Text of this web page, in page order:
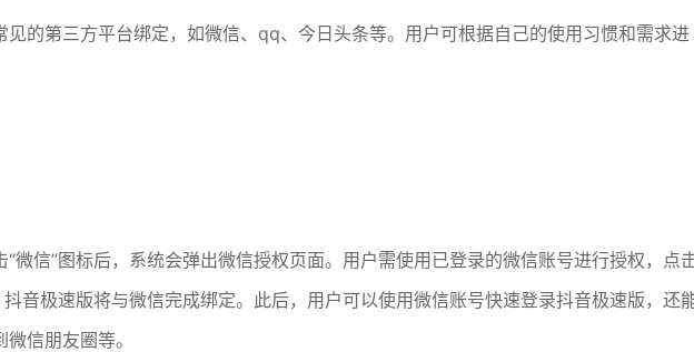
见的第三方平台绑定，如微信、qq、今日头条等。用户可根据自己的使用习惯和需求进
微信”图标后，系统会弹出微信授权页面。用户需使用已登录的微信账号进行授权，点
抖音极速版将与微信完成绑定。此后，用户可以使用微信账号快速登录抖音极速版，还
信朋友圈等。